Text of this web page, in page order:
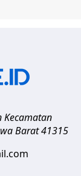
Kecamatan
Barat 41315